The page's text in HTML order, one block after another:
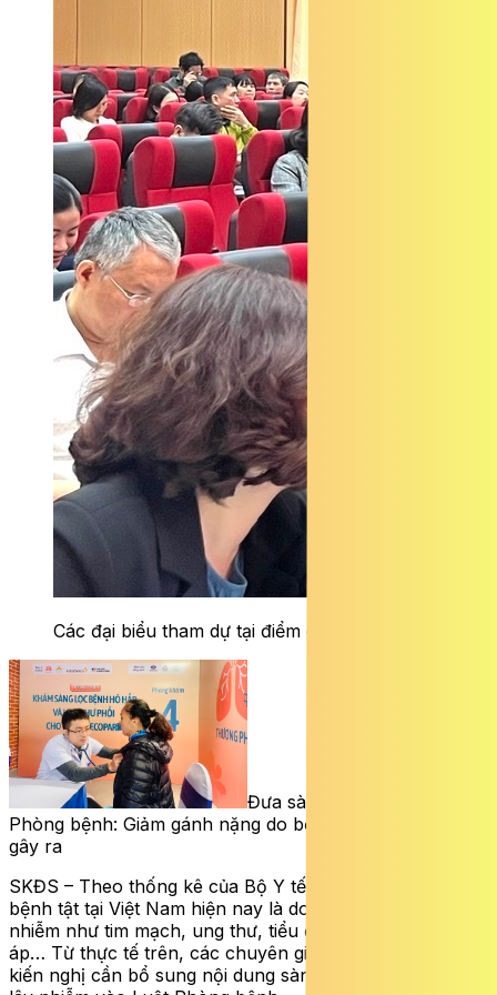
Các đại biểu tham dự tại điểm cầu Hà Nội.
Đưa sàng lọc sớm vào Luật
Phòng bệnh: Giảm gánh nặng do bệnh không lây nhiễm
gây ra
SKĐS – Theo thống kê của Bộ Y tế hơn 70% gánh nặng
bệnh tật tại Việt Nam hiện nay là do các bệnh không lây
nhiễm như tim mạch, ung thư, tiểu đường, tăng huyết
áp… Từ thực tế trên, các chuyên gia, Đại biểu Quốc hội
kiến nghị cần bổ sung nội dung sàng lọc bệnh không